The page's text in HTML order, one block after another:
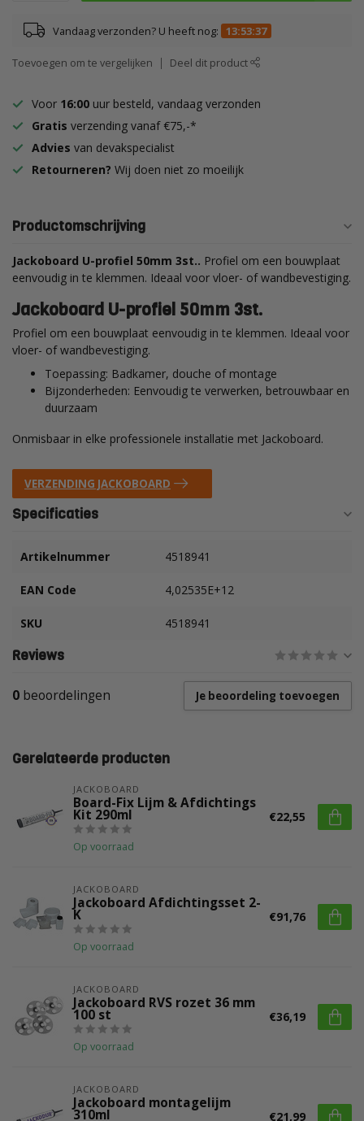
Vandaag verzonden? U heeft nog: 13:53:36
Toevoegen om te vergelijken Deel dit product
Voor 16:00 uur besteld, vandaag verzonden
Gratis verzending vanaf €75,-*
Advies van devakspecialist
Retourneren? Wij doen niet zo moeilijk
Productomschrijving
Jackoboard U-profiel 50mm 3st.. Profiel om een bouwplaat
eenvoudig in te klemmen. Ideaal voor vloer- of wandbevestiging.
Jackoboard U-profiel 50mm 3st.
Profiel om een bouwplaat eenvoudig in te klemmen. Ideaal voor
vloer- of wandbevestiging.
Toepassing: Badkamer, douche of montage
Bijzonderheden: Eenvoudig te verwerken, betrouwbaar en
duurzaam
Onmisbaar in elke professionele installatie met Jackoboard.
VERZENDING JACKOBOARD
Specificaties
Artikelnummer 4518941
EAN Code 4,02535E+12
SKU 4518941
Reviews
0 beoordelingen Je beoordeling toevoegen
Gerelateerde producten
JACKOBOARD
Board-Fix Lijm & Afdichtings
Kit 290ml
Op voorraad
€22,55
JACKOBOARD
Jackoboard Afdichtingsset 2-
K
Op voorraad
€91,76
JACKOBOARD
Jackoboard RVS rozet 36 mm
100 st
Op voorraad
€36,19
JACKOBOARD
Jackoboard montagelijm
310ml €21,99